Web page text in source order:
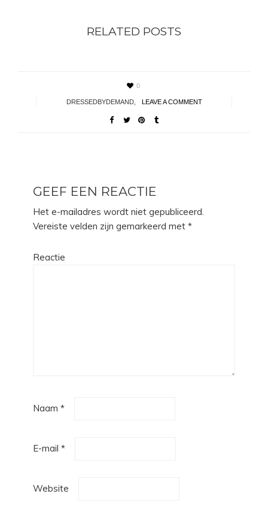
RELATED POSTS
0
DRESSEDBYDEMAND, LEAVE A COMMENT
GEEF EEN REACTIE
Het e-mailadres wordt niet gepubliceerd.
Vereiste velden zijn gemarkeerd met *
Reactie
Naam *
E-mail *
Website